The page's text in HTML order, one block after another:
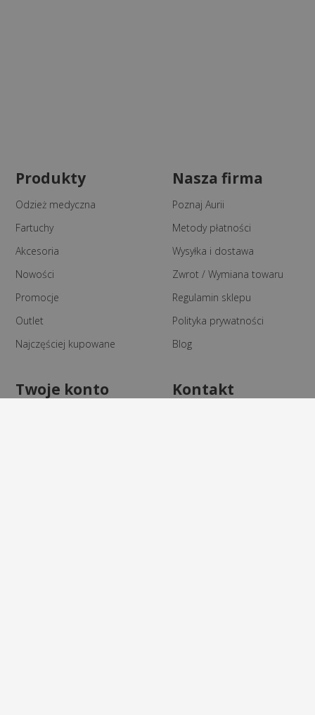
Produkty
Odzież medyczna
Fartuchy
Akcesoria
Nowości
Promocje
Outlet
Najczęściej kupowane
Nasza firma
Poznaj Aurii
Metody płatności
Wysyłka i dostawa
Zwrot / Wymiana towaru
Regulamin sklepu
Polityka prywatności
Blog
Twoje konto Kontakt